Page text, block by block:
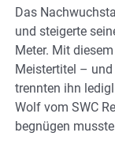
Das
und steigerte
Meter. Mit
Meistertitel –
trennten ihn
Wolf vom SWC
begnügen